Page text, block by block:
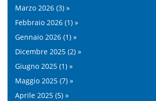
Marzo 2026 (3) »
Febbraio 2026 (1) »
Gennaio 2026 (1) »
Dicembre 2025 (2) »
Giugno 2025 (1) »
Maggio 2025 (7) »
Aprile 2025 (5) »